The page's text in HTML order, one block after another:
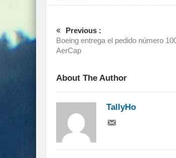
Previous :
Boeing entrega el pedido número
AerCap
About The Author
TallyHo